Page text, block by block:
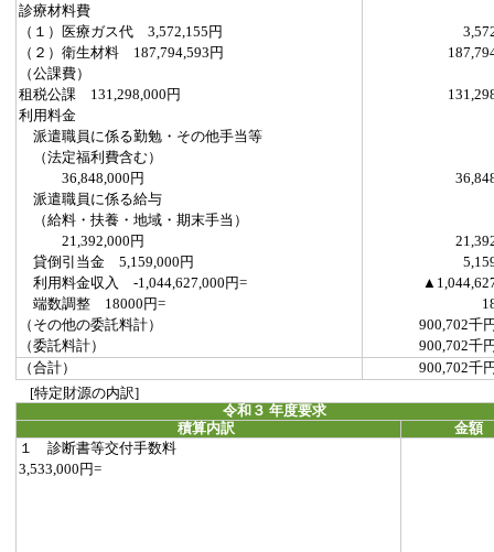
診療材料費
（１）医療ガス代 3,572,155円
（２）衛生材料 187,794,593円
（公課費）
租税公課 131,298,000円
利用料金
派遣職員に係る勤勉・その他手当等
（法定福利費含む）
36,848,000円
派遣職員に係る給与
（給料・扶養・地域・期末手当）
21,392,000円
貸倒引当金 5,159,000円
利用料金収入 -1,044,627,000円=
端数調整 18000円=
（その他の委託料計）
900,702千
（委託料計）
900,702千
（合計）
900,702千
[特定財源の内訳]
令和３ 年度要求
積算内訳
金額
１ 診断書等交付手数料
3,533,000円=